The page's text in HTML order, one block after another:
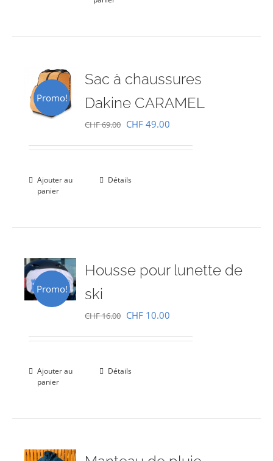
Promo!
Sac à chaussures
Dakine CARAMEL
CHF69.00 Le
était :
CHF 49.00
Ajouter au
panier
Détails
Promo!
Housse pour lunette de
ski
CHF16.00 Le
était :
CHF 10.00
Ajouter au
panier
Détails